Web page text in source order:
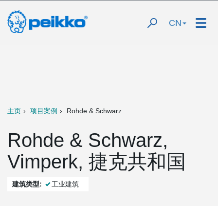
CN
主页 项目案例 Rohde & Schwarz
Rohde & Schwarz,
Vimperk, 捷克共和国
建筑类型: 工业建筑